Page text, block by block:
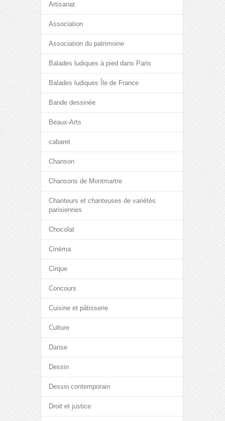
Artisanat
Association
Association du patrimoine
Balades ludiques à pied dans Paris
Balades ludiques Île de France
Bande dessinée
Beaux-Arts
cabaret
Chanson
Chansons de Montmartre
Chanteurs et chanteuses de variétés
parisiennes
Chocolat
Cinéma
Cirque
Concours
Cuisine et pâtisserie
Culture
Danse
Dessin
Dessin contemporain
Droit et justice